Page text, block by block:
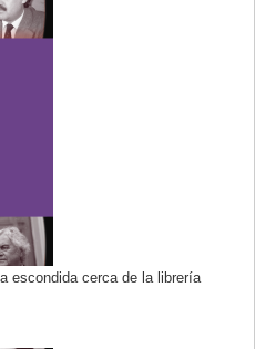
escondida cerca de la librería